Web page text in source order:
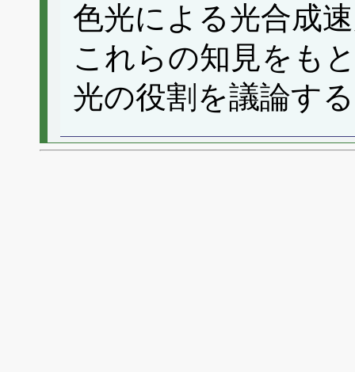
色光による光合成
これらの知見をも
光の役割を議論す